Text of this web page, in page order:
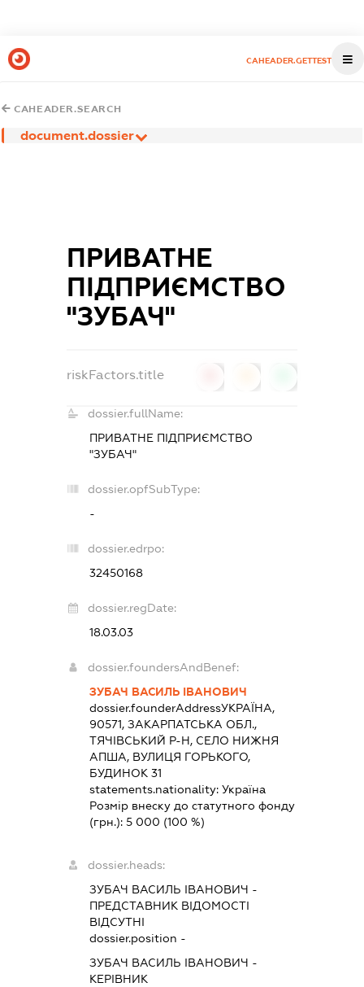
CAHEADER.GETTEST
CAHEADER.SEARCH
document.dossier
ПРИВАТНЕ
ПІДПРИЄМСТВО
"ЗУБАЧ"
riskFactors.title
dossier.fullName:
ПРИВАТНЕ ПІДПРИЄМСТВО
"ЗУБАЧ"
dossier.opfSubType:
-
dossier.edrpo:
32450168
dossier.regDate:
18.03.03
dossier.foundersAndBenef:
ЗУБАЧ ВАСИЛЬ ІВАНОВИЧ
dossier.founderAddressУКРАЇНА,
90571, ЗАКАРПАТСЬКА ОБЛ.,
ТЯЧІВСЬКИЙ Р-Н, СЕЛО НИЖНЯ
АПША, ВУЛИЦЯ ГОРЬКОГО,
БУДИНОК 31
statements.nationality: Україна
Розмір внеску до статутного фонду
(грн.): 5 000 (100 %)
dossier.heads:
ЗУБАЧ ВАСИЛЬ ІВАНОВИЧ -
ПРЕДСТАВНИК ВІДОМОСТІ
ВІДСУТНІ
dossier.position -
ЗУБАЧ ВАСИЛЬ ІВАНОВИЧ -
КЕРІВНИК